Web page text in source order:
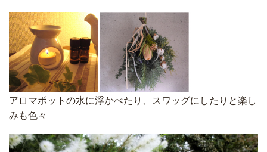
アロマポットの水に浮かべたり、スワッグにしたりと楽し
みも色々